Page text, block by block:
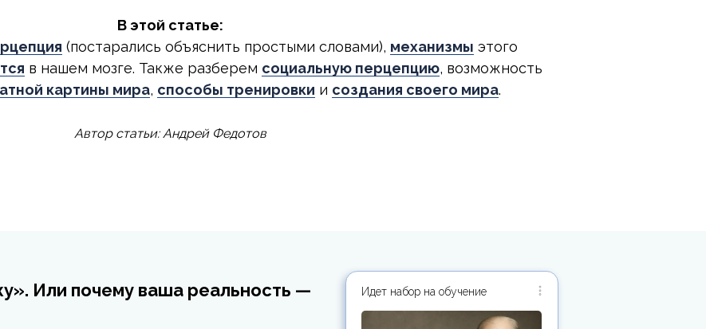
В этой статье:
(постарались объяснить простыми словами), механизмы этого
в нашем мозге. Также разберем социальную перцепцию, возможность
картины мира, способы тренировки и создания своего мира.
Автор статьи: Андрей Федотов
Идет набор на обучение
Или почему ваша реальность —